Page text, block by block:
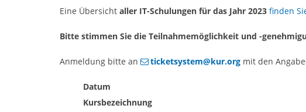
Eine Übersicht aller IT-Schulungen für das Jahr 2023 finden
Bitte stimmen Sie die Teilnahmemöglichkeit und -
Anmeldung bitte an ticketsystem@kur.org mit den
Datum
Kursbezeichnung